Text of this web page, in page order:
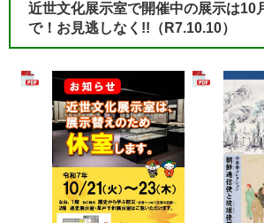
近世文化展示室で開催中の展示は10
で！お見逃しなく!!（R7.10.10）